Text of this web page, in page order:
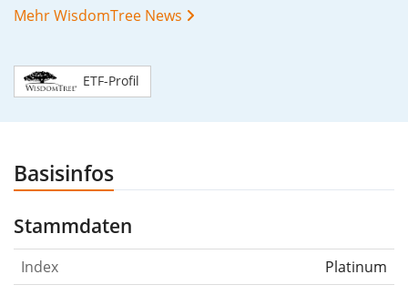
Mehr WisdomTree News
ETF-Profil
Basisinfos
Stammdaten
Index
Platinum